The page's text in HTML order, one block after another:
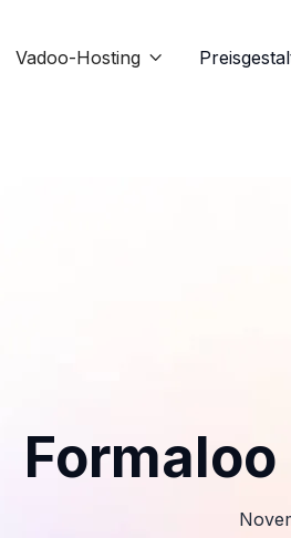
Vadoo-Hosting 